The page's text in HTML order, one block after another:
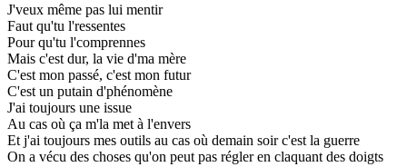
J'veux même pas lui mentir
Faut qu'tu l'ressentes
Pour qu'tu l'comprennes
Mais c'est dur, la vie d'ma mère
C'est mon passé, c'est mon futur
C'est un putain d'phénomène
J'ai toujours une issue
Au cas où ça m'la met à l'envers
Et j'ai toujours mes outils au cas où demain soir c'est la guerre
On a vécu des choses qu'on peut pas régler en claquant des doigts